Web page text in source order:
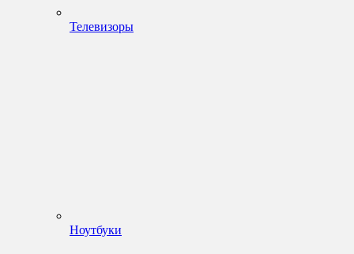
Телевизоры
Ноутбуки